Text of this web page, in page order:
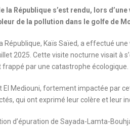
la République s’est rendu, lors
de la pollution dans le golfe de
Kaïs Saïed, a effectué
2025. Cette visite nocturne visait à
par une catastrophe écologique.
El Mediouni, fortement impactée par
qui ont exprimé leur colère et leur
d’épuration de Sayada-Lamta-